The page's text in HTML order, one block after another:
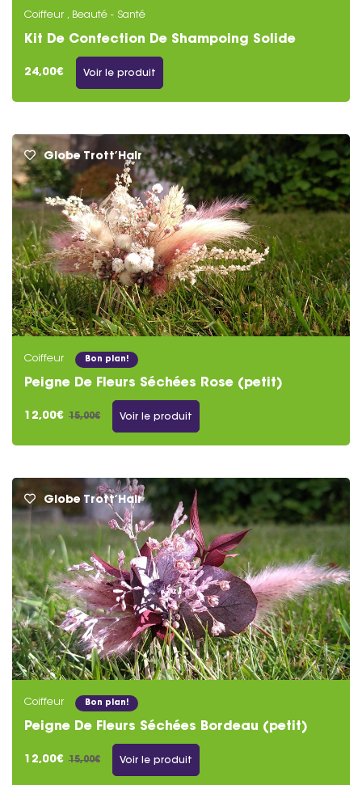
Coiffeur , Beauté - Santé
Kit De Confection De Shampoing Solide
Cheveux Colorés
24,00€ Voir le produit
Globe Trott’Hair
Coiffeur Bon plan!
Peigne De Fleurs Séchées Rose (petit)
12,00€ 15,00€ Voir le produit
Globe Trott’Hair
Coiffeur Bon plan!
Peigne De Fleurs Séchées Bordeau (petit)
12,00€ 15,00€ Voir le produit